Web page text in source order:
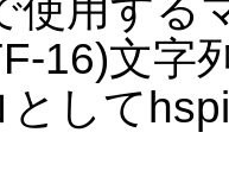
16)文字
して